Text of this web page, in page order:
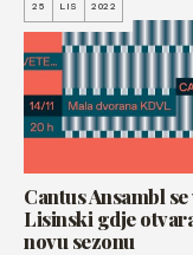
25 LIS 2022
Cantus Ansambl
Lisinski gdje
novu sezonu